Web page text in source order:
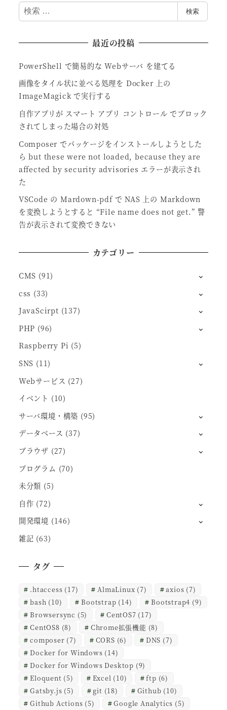
検
索
検索
最近の投稿
PowerShell で簡易的な Webサーバ を建てる
画像をタイル状に並べる処理を Docker 上の
ImageMagick で実行する
自作アプリが スマート アプリ コントロール でブロック
されてしまった場合の対処
Composer でパッケージをインストールしようとした
ら but these were not loaded, because they are
affected by security advisories エラーが表示され
た
VSCode の Mardown-pdf で NAS 上の Markdown
を変換しようとすると “File name does not get.” 警
告が表示されて変換できない
カテゴリー
CMS (91)
css (33)
JavaScirpt (137)
PHP (96)
Raspberry Pi (5)
SNS (11)
Webサービス (27)
イベント (10)
サーバ環境・構築 (95)
データベース (37)
ブラウザ (27)
プログラム (70)
未分類 (5)
自作 (72)
開発環境 (146)
雑記 (63)
タグ
.htaccess (17) AlmaLinux (7) axios (7)
bash (10) Bootstrap (14) Bootstrap4 (9)
Browsersync (5) CentOS7 (17)
CentOS8 (8) Chrome拡張機能 (8)
composer (7) CORS (6) DNS (7)
Docker for Windows (14)
Docker for Windows Desktop (9)
Eloquent (5) Excel (10) ftp (6)
Gatsby.js (5) git (18) Github (10)
Github Actions (5) Google Analytics (5)